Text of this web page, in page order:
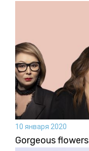
10 января 2020
Gorgeous flowers